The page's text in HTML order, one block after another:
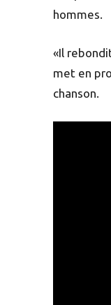
hommes.
«Il
met en
chanson.